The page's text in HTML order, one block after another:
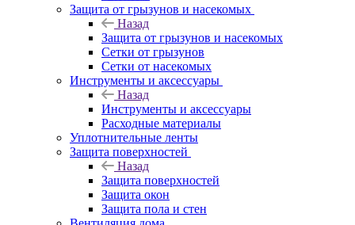
Защита от грызунов и насекомых
Назад
Защита от грызунов и насекомых
Сетки от грызунов
Сетки от насекомых
Инструменты и аксессуары
Назад
Инструменты и аксессуары
Расходные материалы
Уплотнительные ленты
Защита поверхностей
Назад
Защита поверхностей
Защита окон
Защита пола и стен